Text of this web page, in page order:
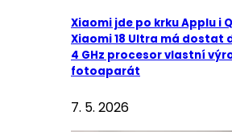
Xiaomi jde po krku Applu i
Xiaomi 18 Ultra má dostat
4 GHz procesor vlastní
fotoaparát
7. 5. 2026